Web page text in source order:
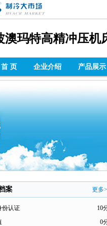
场
澳玛特高精冲压机
首 页 企业介绍 产品展示
更多
案
10
份认证
0